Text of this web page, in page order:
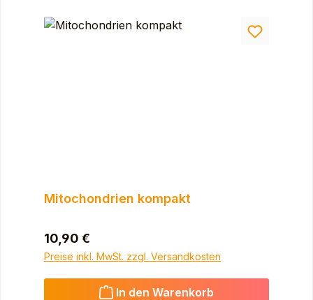
Mitochondrien kompakt
Regulärer Preis:
10,90 €
Preise inkl. MwSt. zzgl. Versandkosten
In den Warenkorb